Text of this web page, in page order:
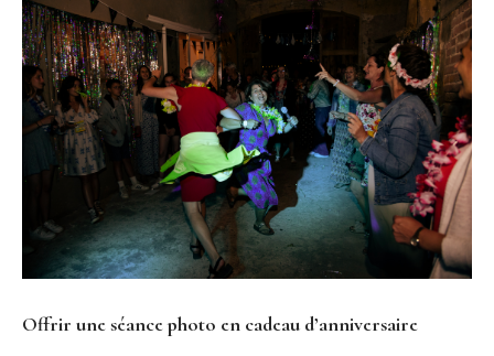
Offrir une séance photo en cadeau d’anniversaire